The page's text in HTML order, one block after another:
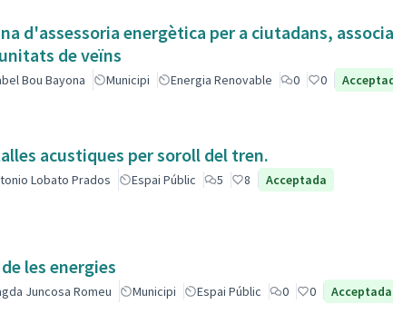
d'assessoria energètica per a ciutadans,
de veïns
Bou Bayona Municipi Energia Renovable 0 0
acustiques per soroll del tren.
Lobato Prados Espai Públic 5 8 Acceptada
les energies
Juncosa Romeu Municipi Espai Públic 0 0 Acceptada